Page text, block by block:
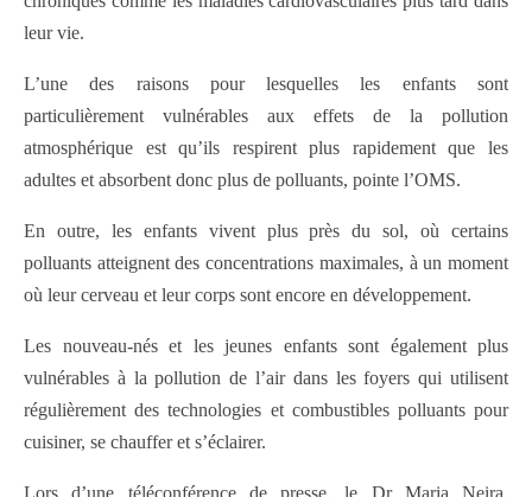
leur vie.
L’une des raisons pour lesquelles les enfants sont
particulièrement vulnérables aux effets de la pollution
atmosphérique est qu’ils respirent plus rapidement que les
adultes et absorbent donc plus de polluants, pointe l’OMS.
En outre, les enfants vivent plus près du sol, où certains
polluants atteignent des concentrations maximales, à un moment
où leur cerveau et leur corps sont encore en développement.
Les nouveau-nés et les jeunes enfants sont également plus
vulnérables à la pollution de l’air dans les foyers qui utilisent
régulièrement des technologies et combustibles polluants pour
cuisiner, se chauffer et s’éclairer.
Lors d’une téléconférence de presse, le Dr Maria Neira,